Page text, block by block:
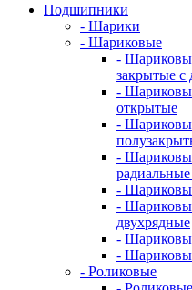
Подшипники
- Шарики
- Шариковые
-
закрытые с
-
открытые
-
-
-
-
двухрядные
-
-
- Роликовые